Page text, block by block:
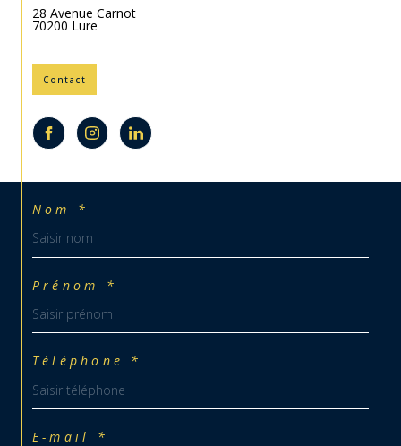
Nom *
Prénom *
Téléphone *
E-mail *
28 Avenue Carnot
70200 Lure
Contact